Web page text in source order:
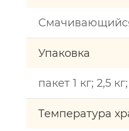
Упаковка
пакет 1 кг; 2,5
Температура